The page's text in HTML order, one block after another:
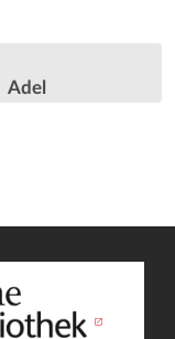
Adel